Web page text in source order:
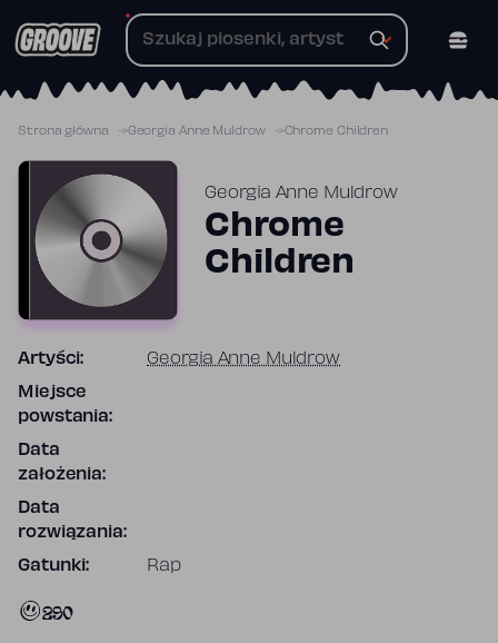
do
Strona główna Georgia Anne Muldrow Chrome Children
Georgia Anne Muldrow
Chrome
Children
Artyści: Georgia Anne Muldrow
Miejsce
powstania:
Data
założenia:
Data
rozwiązania:
Gatunki: Rap
290